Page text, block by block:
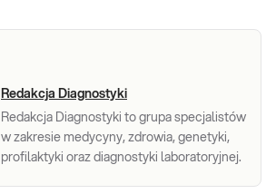
Redakcja Diagnostyki
Redakcja Diagnostyki to grupa specjalistów
w zakresie medycyny, zdrowia, genetyki,
profilaktyki oraz diagnostyki laboratoryjnej.